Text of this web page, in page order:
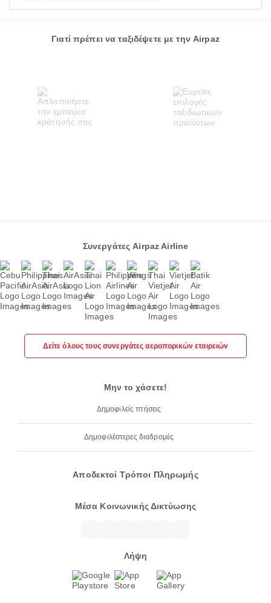
Γιατί πρέπει να ταξιδέψετε με την Airpaz
Συνεργάτες Airpaz Airline
Δείτε όλους τους συνεργάτες αεροπορικών εταιρειών
Μην το χάσετε!
Δημοφιλείς πτήσεις
Δημοφιλέστερες διαδρομές
Αποδεκτοί Τρόποι Πληρωμής
Μέσα Κοινωνικής Δικτύωσης
Λήψη